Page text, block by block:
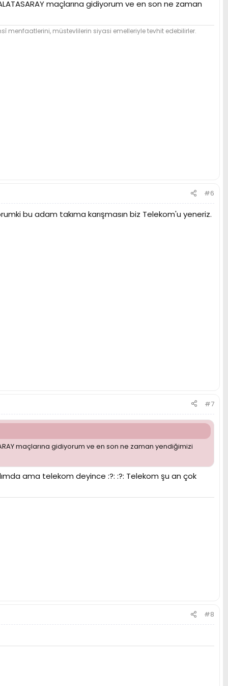
maçlarına gidiyorum ve en son ne zaman
müstevlilerin siyasi emelleriyle tevhit edebilirler.
#6
bu adam takıma karışmasın biz Telekom'u yeneriz.
#7
maçlarına gidiyorum ve en son ne zaman yendiğimizi
ama telekom deyince :?: :?: Telekom şu an çok
#8